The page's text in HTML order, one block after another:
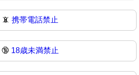
📵 携帯電話禁止
🔞 18歳未満禁止